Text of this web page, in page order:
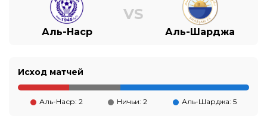
Аль-Наср
VS
Аль-Шарджа
Исход матчей
Аль-Наср: 2 Ничьи: 2 Аль-Шарджа: 5